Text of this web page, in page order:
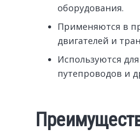
оборудования.
Применяются в
двигателей и
Используются
путепроводов и